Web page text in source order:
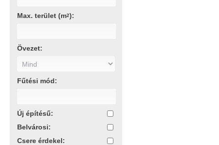
Max. terület (m2):
Övezet:
Fűtési mód:
Új építésű:
Belvárosi:
Csere érdekel: